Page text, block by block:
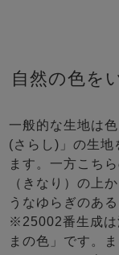
自然の色を
一般的な生地は
(さらし)」の生地
ます。一方こち
（きなり）の上
うなゆらぎのあ
※25002番生成は
まの色」です。